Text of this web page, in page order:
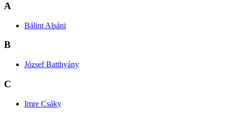
A
Bálint Alsáni
B
József Batthyány
C
Imre Csáky